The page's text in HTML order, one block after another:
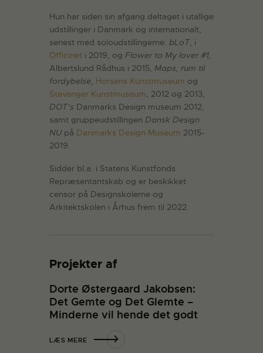
Hun har siden sin afgang deltaget i utallige
udstillinger i Danmark og internationalt,
senest med soloudstillingerne: bLoT, i
Officinet i 2019, og Flower to My lover #1,
Albertslund Rådhus i 2015, Maps, rum til
fordybelse, Horsens Kunstmuseum og
Stavanger Kunstmuseum, 2012 og 2013,
DOT’s Danmarks Design museum 2012,
samt gruppeudstillingen Dansk Design
NU på Danmarks Design Museum 2015-
2019.
Sidder bl.a. i Statens Kunstfonds
Repræsentantskab og er beskikket
censor på Designskolerne og
Arkitektskolen i Århus frem til 2022.
Projekter af
Dorte Østergaard Jakobsen:
Det Gemte og Det Glemte –
Minderne vil hende det godt
LÆS MERE